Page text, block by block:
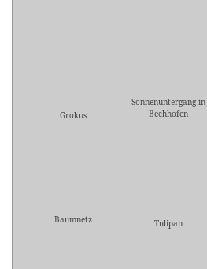
Grokus
Sonnenuntergang in
Bechhofen
Baumnetz
Tulipan